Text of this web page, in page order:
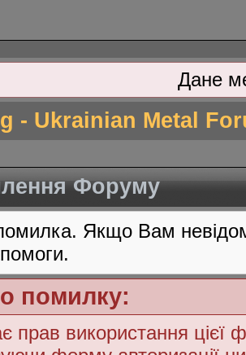
Дане
- Ukrainian Metal
Форуму
Якщо Вам
помилку:
прав використання цієї